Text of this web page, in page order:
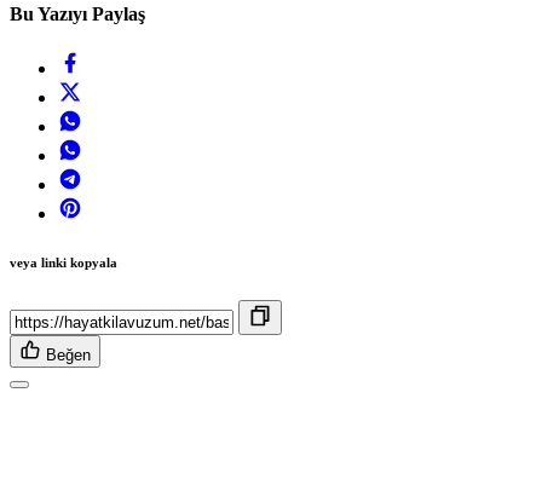
Bu Yazıyı Paylaş
veya linki kopyala
Beğen